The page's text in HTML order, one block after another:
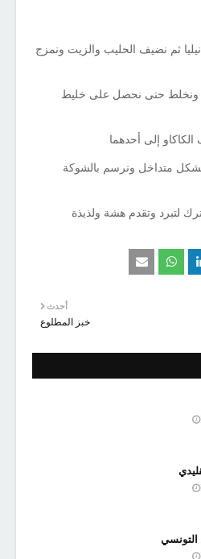
ثم نضيف الحليب والزيت ونمزج
ونخلط حتى نحصل على خليط
إلى أحدهما
متداخل ونرسم بالشوكة
لتبرد وتقدم هشة ولذيذة
أحدث
خبز المطلوع
التونسي